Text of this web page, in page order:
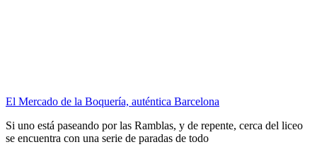
El Mercado de la Boquería, auténtica Barcelona
Si uno está paseando por las Ramblas, y de repente, cerca del liceo
se encuentra con una serie de paradas de todo